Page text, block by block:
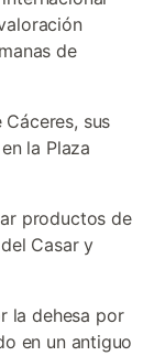
de
sus
la Plaza
productos de
Casar y
la dehesa por
en un antiguo